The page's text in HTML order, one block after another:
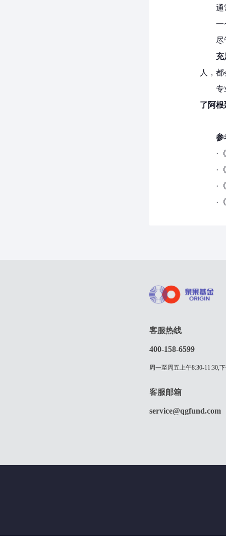
通
一
尽
人，
专
了阿
参
·
·
·
·
客服热线
400-158-6599
周一至周五上午8:30-11:30,
客服邮箱
service@qgfund.com